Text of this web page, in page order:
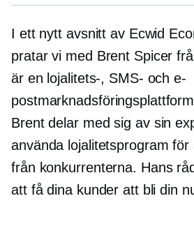
I ett nytt avsnitt av Ecwid
pratar vi med Brent Spicer
är en lojalitets-, SMS- och e-
Brent delar med sig av sin
använda lojalitetsprogram
från konkurrenterna. Hans
att få dina kunder att bli din